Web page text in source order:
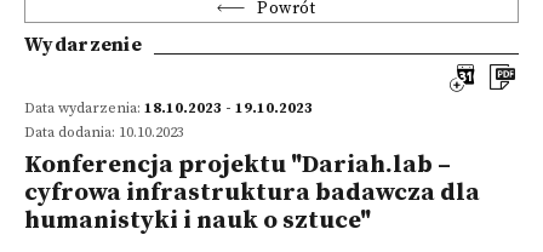
Powrót
Wydarzenie
Data wydarzenia: 18.10.2023 - 19.10.2023
Data dodania: 10.10.2023
Konferencja projektu "Dariah.lab –
cyfrowa infrastruktura badawcza dla
humanistyki i nauk o sztuce"